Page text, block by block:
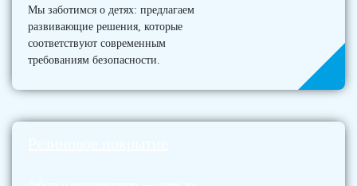
Мы заботимся о детях: предлагаем
развивающие решения, которые
соответствуют современным
требованиям безопасности.